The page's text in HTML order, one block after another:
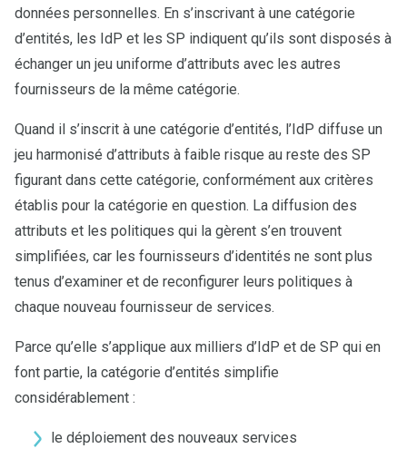
données personnelles. En s’inscrivant à une catégorie
d’entités, les IdP et les SP indiquent qu’ils sont disposés à
échanger un jeu uniforme d’attributs avec les autres
fournisseurs de la même catégorie.
Quand il s’inscrit à une catégorie d’entités, l’IdP diffuse un
jeu harmonisé d’attributs à faible risque au reste des SP
figurant dans cette catégorie, conformément aux critères
établis pour la catégorie en question. La diffusion des
attributs et les politiques qui la gèrent s’en trouvent
simplifiées, car les fournisseurs d’identités ne sont plus
tenus d’examiner et de reconfigurer leurs politiques à
chaque nouveau fournisseur de services.
Parce qu’elle s’applique aux milliers d’IdP et de SP qui en
font partie, la catégorie d’entités simplifie
considérablement :
le déploiement des nouveaux services